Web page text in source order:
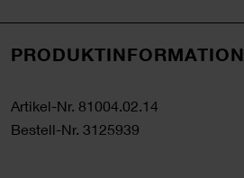
PRODUKTINFORMATION
Artikel-Nr. 81004.02.14
Bestell-Nr. 3125939